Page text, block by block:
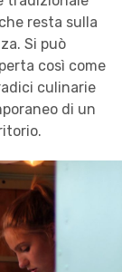
resta sulla
Si può
così come
culinarie
di un